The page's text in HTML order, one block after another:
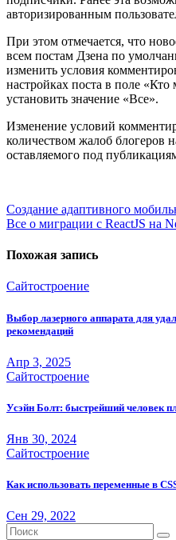
авторизированным
При этом отмечается, что
всем постам Дзена по
изменить условия
настройках поста в поле
установить значение «Все».
Изменение условий
количеством жалоб блогеров
оставляемого под
Навигация
по
записям
Создание адаптивного
Все о миграции с ReactJS на
Похожая запись
Сайтостроение
Выбор лазерного аппарата для
рекомендаций
Апр 3, 2025
Сайтостроение
Усэйн Болт: быстрейший человек
Янв 30, 2024
Сайтостроение
Как использовать переменные в
Сен 29, 2022